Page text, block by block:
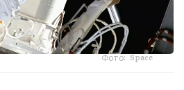
Фото: Space